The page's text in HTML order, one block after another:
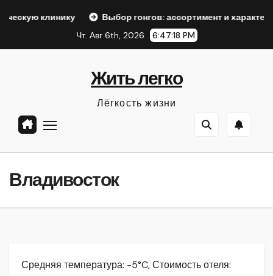
Выбор гонгов: ассортимент и характеристики
Чт. Авг 6th, 2026
6:47:19 PM
Жить легко
Лёгкость жизни
Владивосток
Средняя температура: -5°C, Стоимость отеля: